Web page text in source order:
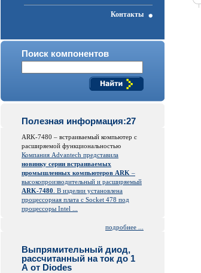
Контакты
Поиск компонентов
Полезная информация:27
ARK-7480 – встраиваемый компьютер с
расширяемой функциональностью
Компания Advantech представила
новинку серии встраиваемых
промышленных компьютеров ARK –
высокопроизводительный и расширяемый
ARK-7480 . В изделии установлена
процессорная плата с Socket 478 под
процессоры Intel ...
подробнее ...
Выпрямительный диод,
рассчитанный на ток до 1
А от Diodes